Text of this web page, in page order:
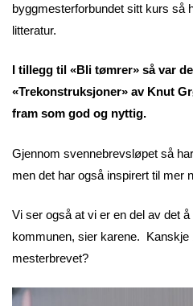
byggmesterforbundet sitt kurs så
litteratur.
I tillegg til «Bli tømrer» så var
«Trekonstruksjoner» av Knut
fram som god og nyttig.
Gjennom svennebrevsløpet så
men det har også inspirert til mer
Vi ser også at vi er en del av det å
kommunen, sier karene. Kanskje
mesterbrevet?